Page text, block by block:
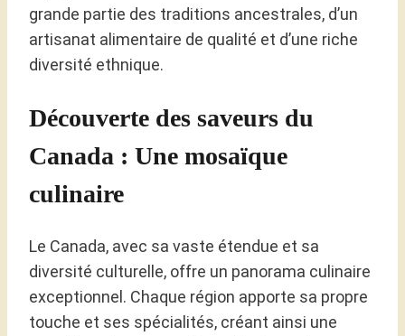
grande partie des traditions ancestrales, d’un
artisanat alimentaire de qualité et d’une riche
diversité ethnique.
Découverte des saveurs du
Canada : Une mosaïque
culinaire
Le Canada, avec sa vaste étendue et sa
diversité culturelle, offre un panorama culinaire
exceptionnel. Chaque région apporte sa propre
touche et ses spécialités, créant ainsi une